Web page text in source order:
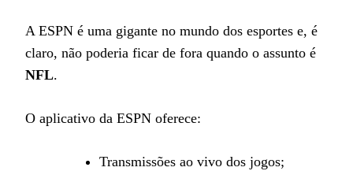
A ESPN é uma gigante no mundo dos esportes e, é
claro, não poderia ficar de fora quando o assunto é
NFL.
O aplicativo da ESPN oferece:
Transmissões ao vivo dos jogos;